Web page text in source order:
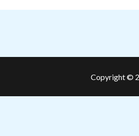
Copyright ©